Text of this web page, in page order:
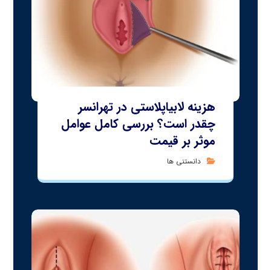
هزینه لابیاپلاستی در تهرانسر
چقدر است؟ بررسی کامل عوامل
موثر بر قیمت
دانستنی ها